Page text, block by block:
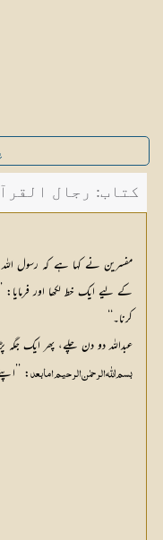
کتاب: رجال القرآن 5 - صفحہ
کے لیے ایک خط لکھا اور فرمایا:
کرنا۔‘‘
عبداللہ دو دن چلے، پھر ایک جگہ
بسم اللّٰه الرحمٰن الرحيم اما بعد :